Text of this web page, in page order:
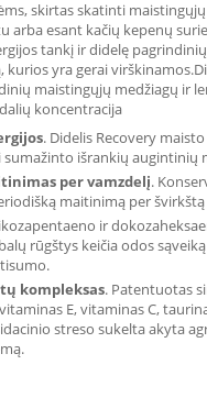
skirtas skatinti
arba esant kačių kepenų
tankį ir didelę
kurios yra gerai virškinamos.
maistingųjų medžiagų ir
koncentracija
. Didelis Recovery
išrankių augintinių
per vamzdelį.
maitinimą per
ir
rūgštys keičia odos
kompleksas. Patentuotas
E, vitaminas C,
streso sukelta akyta